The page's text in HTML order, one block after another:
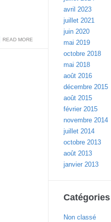
READ MORE
avril 2023
juillet 2021
juin 2020
mai 2019
octobre 2018
mai 2018
août 2016
décembre 2015
août 2015
février 2015
novembre 2014
juillet 2014
octobre 2013
août 2013
janvier 2013
Catégories
Non classé